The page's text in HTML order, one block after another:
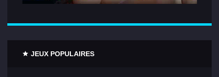
JEUX POPULAIRES